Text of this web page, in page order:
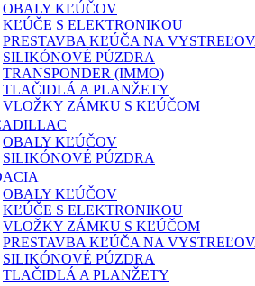
OBALY KĽÚČOV
KĽÚČE S ELEKTRONIKOU
PRESTAVBA KĽÚČA NA
SILIKÓNOVÉ PÚZDRA
TRANSPONDER (IMMO)
TLAČIDLÁ A PLANŽETY
VLOŽKY ZÁMKU S KĽÚČOM
OBALY KĽÚČOV
SILIKÓNOVÉ PÚZDRA
OBALY KĽÚČOV
KĽÚČE S ELEKTRONIKOU
VLOŽKY ZÁMKU S KĽÚČOM
PRESTAVBA KĽÚČA NA
SILIKÓNOVÉ PÚZDRA
TLAČIDLÁ A PLANŽETY